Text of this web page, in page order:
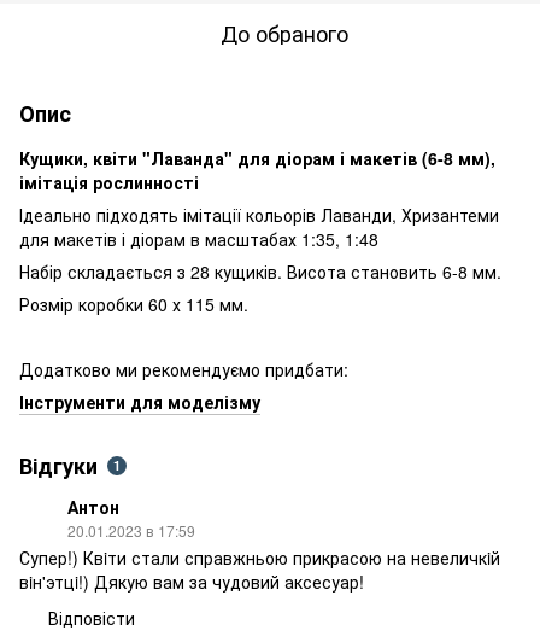
До обраного
Опис
Кущики, квіти "Лаванда" для діорам і макетів (6-8 мм),
імітація рослинності
Ідеально підходять імітації кольорів Лаванди, Хризантеми
для макетів і діорам в масштабах 1:35, 1:48
Набір складається з 28 кущиків. Висота становить 6-8 мм.
Розмір коробки 60 х 115 мм.
Додатково ми рекомендуємо придбати:
Інструменти для моделізму
Відгуки 1
Антон
20.01.2023 в 17:59
Супер!) Квiти стали справжньою прикрасою на невеличкiй
вiн'этцi!) Дякую вам за чудовий аксесуар!
Відповісти